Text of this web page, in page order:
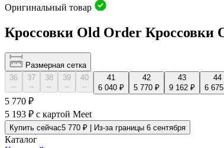
Оригинальный товар
Кроссовки Old Order
Размерная сетка
36
--
37
--
38
--
39
--
40
--
41
6 040 ₽
42
5 770 ₽
43
9 162 ₽
44
6
5 770 ₽
5 193 ₽ с картой Meet
Купить сейчас5 770 ₽ | Из-за границы 6 сентября
Каталог